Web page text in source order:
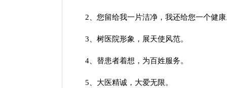
2、您留给我一片洁净，我还给您一个健康
3、树医院形象，展天使风范。
4、替患者着想，为百姓服务。
5、大医精诚，大爱无限。